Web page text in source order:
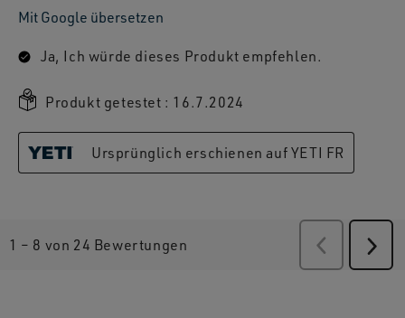
Mit Google übersetzen
Ja, Ich würde dieses Produkt empfehlen.
Produkt getestet : 16.7.2024
Ursprünglich erschienen auf YETI FR
1 – 8 von 24 Bewertungen Zurück